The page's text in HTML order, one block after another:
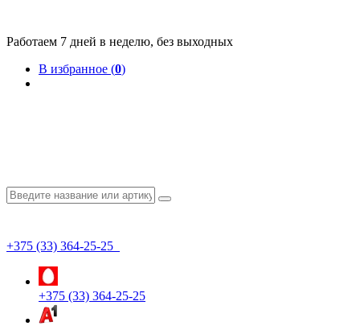
Работаем 7 дней в неделю, без выходных
В избранное (0)
+375 (33) 364-25-25
+375 (33) 364-25-25